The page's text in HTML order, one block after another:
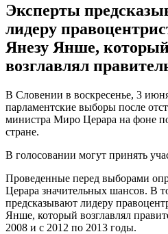
Эксперты
лидеру
Янезу Янше,
возглавлял
В Словении в воскресенье, 3
парламентские выборы после
министра Миро Церара на фоне
стране.
В голосовании могут принять
Проведенные перед выборами
Церара значительных шансов. В
предсказывают лидеру
Янше, который возглавлял
2008 и с 2012 по 2013 годы.